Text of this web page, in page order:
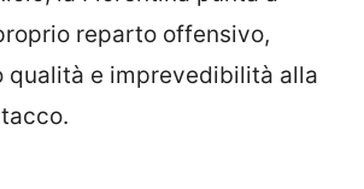
reparto offensivo,
qualità e imprevedibilità alla